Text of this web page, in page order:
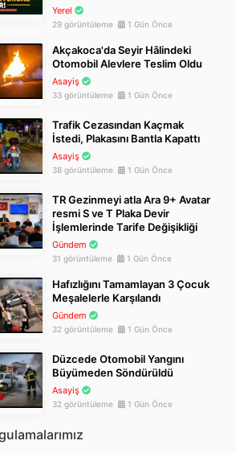
Yerel
29 görüntüleme 1 Gün Önce
Akçakoca'da Seyir Hâlindeki
Otomobil Alevlere Teslim Oldu
Asayiş
33 görüntüleme 1 Gün Önce
Trafik Cezasından Kaçmak
İstedi, Plakasını Bantla Kapattı
Asayiş
38 görüntüleme 1 Gün Önce
TR Gezinmeyi atla Ara 9+ Avatar
resmi S ve T Plaka Devir
İşlemlerinde Tarife Değişikliği
Gündem
31 görüntüleme 1 Gün Önce
Hafızlığını Tamamlayan 3 Çocuk
Meşalelerle Karşılandı
Gündem
32 görüntüleme 1 Gün Önce
Düzcede Otomobil Yangını
Büyümeden Söndürüldü
Asayiş
32 görüntüleme 1 Gün Önce